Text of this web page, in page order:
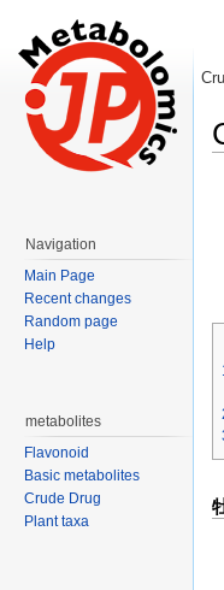
Navigation
Main Page
Recent changes
Random page
Help
metabolites
Flavonoid
Basic metabolites
Crude Drug
Plant taxa